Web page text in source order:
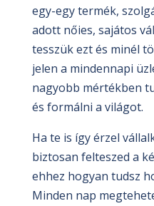
egy-egy termék,
adott nőies, sajátos
tesszük ezt és minél
jelen a mindennapi
nagyobb mértékben
és formálni a világot.
Ha te is így érzel
biztosan felteszed a
ehhez hogyan tudsz
Minden nap